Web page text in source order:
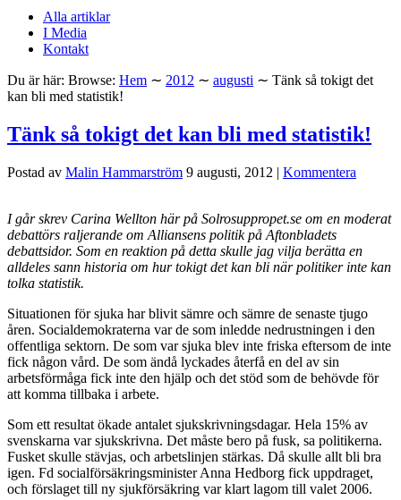
Alla artiklar
I Media
Kontakt
Du är här: Browse: Hem ∼ 2012 ∼ augusti ∼ Tänk så tokigt det
kan bli med statistik!
Tänk så tokigt det kan bli med statistik!
Postad av Malin Hammarström 9 augusti, 2012 | Kommentera
I går skrev Carina Wellton här på Solrosuppropet.se om en moderat
debattörs raljerande om Alliansens politik på Aftonbladets
debattsidor. Som en reaktion på detta skulle jag vilja berätta en
alldeles sann historia om hur tokigt det kan bli när politiker inte kan
tolka statistik.
Situationen för sjuka har blivit sämre och sämre de senaste tjugo
åren. Socialdemokraterna var de som inledde nedrustningen i den
offentliga sektorn. De som var sjuka blev inte friska eftersom de inte
fick någon vård. De som ändå lyckades återfå en del av sin
arbetsförmåga fick inte den hjälp och det stöd som de behövde för
att komma tillbaka i arbete.
Som ett resultat ökade antalet sjukskrivningsdagar. Hela 15% av
svenskarna var sjukskrivna. Det måste bero på fusk, sa politikerna.
Fusket skulle stävjas, och arbetslinjen stärkas. Då skulle allt bli bra
igen. Fd socialförsäkringsminister Anna Hedborg fick uppdraget,
och förslaget till ny sjukförsäkring var klart lagom till valet 2006.